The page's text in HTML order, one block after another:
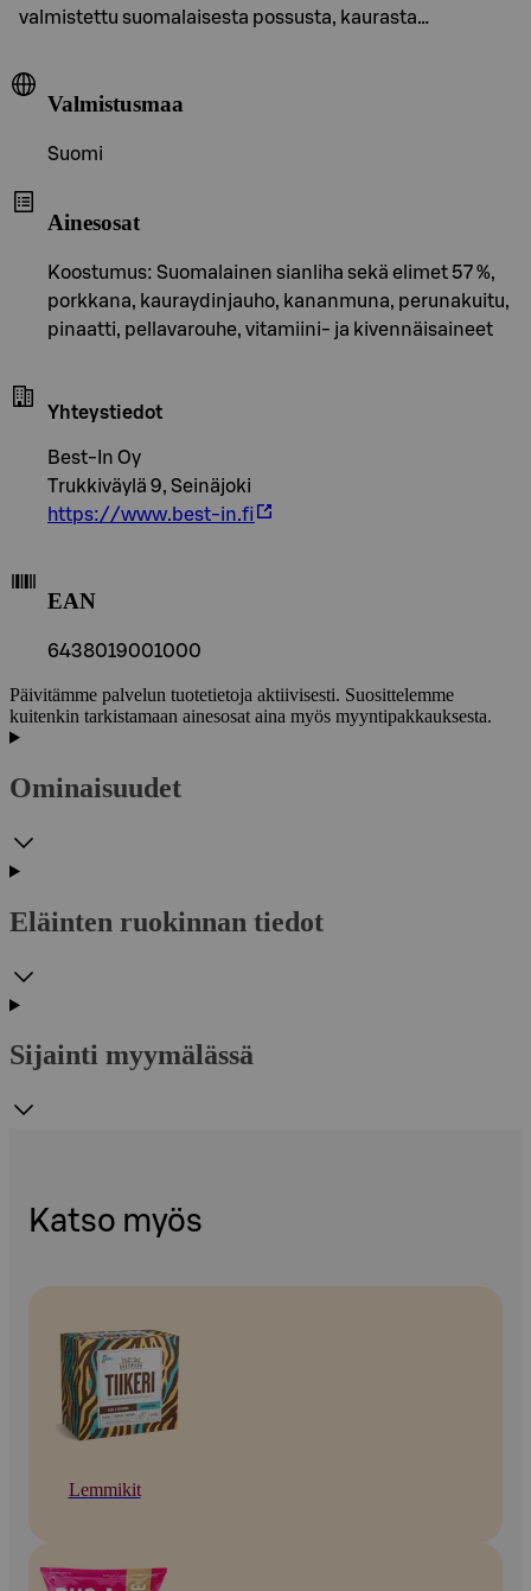
valmistettu suomalaisesta possusta, kaurasta…
Valmistusmaa
Suomi
Ainesosat
Koostumus: Suomalainen sianliha sekä elimet 57 %,
porkkana, kauraydinjauho, kananmuna, perunakuitu,
pinaatti, pellavarouhe, vitamiini- ja kivennäisaineet
Yhteystiedot
Best-In Oy
Trukkiväylä 9, Seinäjoki
https://www.best-in.fi
EAN
6438019001000
Päivitämme palvelun tuotetietoja aktiivisesti. Suosittelemme
kuitenkin tarkistamaan ainesosat aina myös myyntipakkauksesta.
Ominaisuudet
Eläinten ruokinnan tiedot
Sijainti myymälässä
Katso myös
Lemmikit